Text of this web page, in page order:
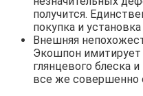
получится.
покупка и
Внешняя
Экошпон имитирует
глянцевого блеска
все же совершенно